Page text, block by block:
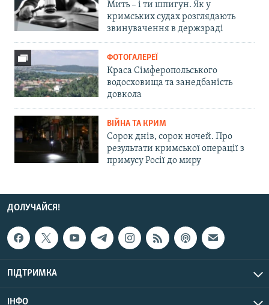
Мить – і ти шпигун. Як у
кримських судах розглядають
звинувачення в держзраді
ФОТОГАЛЕРЕЇ
Краса Сімферопольського
водосховища та занедбаність
довкола
ВІЙНА ТА КРИМ
Сорок днів, сорок ночей. Про
результати кримської операції з
примусу Росії до миру
ДОЛУЧАЙСЯ!
ПІДТРИМКА
ІНФО